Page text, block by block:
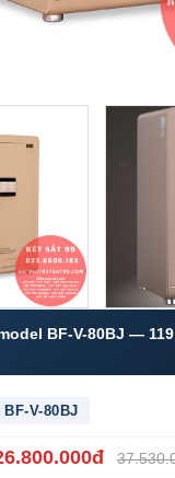
BF-V-80BJ —
BF-V-80BJ